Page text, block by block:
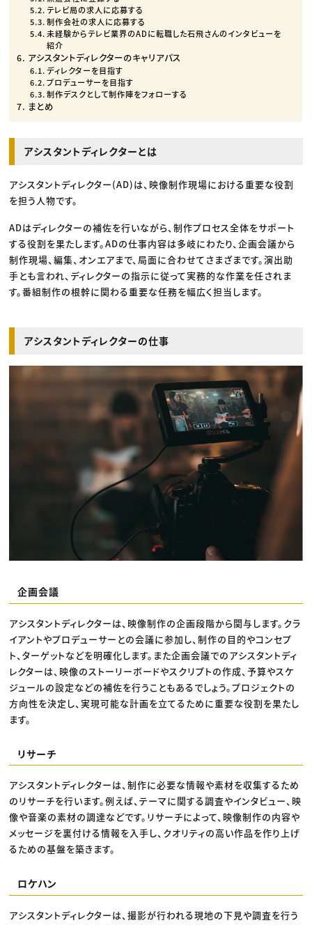
テレビ局の求人に応募する
制作会社の求人に応募する
未経験からテレビ業界のADに転職した石飛さんのインタビューを
紹介
アシスタントディレクターのキャリアパス
ディレクターを目指す
プロデューサーを目指す
制作デスクとして制作陣をフォローする
まとめ
アシスタントディレクターとは
アシスタントディレクター(AD)は、映像制作現場における重要な役割
を担う人物です。
ADはディレクターの補佐を行いながら、制作プロセス全体をサポート
する役割を果たします。ADの仕事内容は多岐にわたり、企画会議から
制作現場、編集、オンエアまで、局面に合わせてさまざまです。演出助
手とも言われ、ディレクターの指示に従って実務的な作業を任されま
す。番組制作の根幹に関わる重要な任務を幅広く担当します。
アシスタントディレクターの仕事
企画会議
アシスタントディレクターは、映像制作の企画段階から関与します。クラ
イアントやプロデューサーとの会議に参加し、制作の目的やコンセプ
ト、ターゲットなどを明確化します。また企画会議でのアシスタントディ
レクターは、映像のストーリーボードやスクリプトの作成、予算やスケ
ジュールの設定などの補佐を行うこともあるでしょう。プロジェクトの
方向性を決定し、実現可能な計画を立てるために重要な役割を果たし
ます。
リサーチ
アシスタントディレクターは、制作に必要な情報や素材を収集するため
のリサーチを行います。例えば、テーマに関する調査やインタビュー、映
像や音楽の素材の調達などです。リサーチによって、映像制作の内容や
メッセージを裏付ける情報を入手し、クオリティの高い作品を作り上げ
るための基盤を築きます。
ロケハン
アシスタントディレクターは、撮影が行われる現地の下見や調査を行う